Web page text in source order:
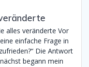
alles veränderte Vor
einfache Frage in
Die Antwort
begann mein